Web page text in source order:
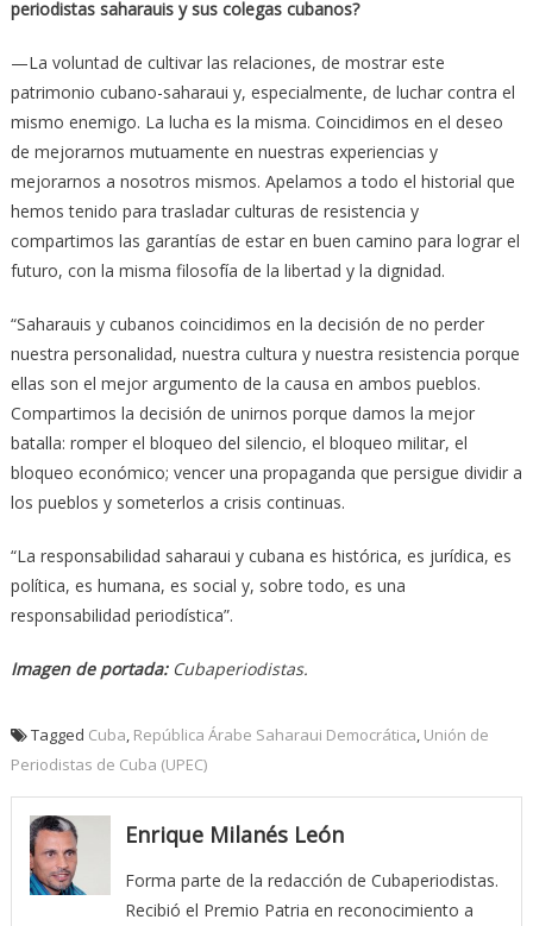
periodistas saharauis y sus colegas cubanos?
—La voluntad de cultivar las relaciones, de mostrar este
patrimonio cubano-saharaui y, especialmente, de luchar contra el
mismo enemigo. La lucha es la misma. Coincidimos en el deseo
de mejorarnos mutuamente en nuestras experiencias y
mejorarnos a nosotros mismos. Apelamos a todo el historial que
hemos tenido para trasladar culturas de resistencia y
compartimos las garantías de estar en buen camino para lograr el
futuro, con la misma filosofía de la libertad y la dignidad.
“Saharauis y cubanos coincidimos en la decisión de no perder
nuestra personalidad, nuestra cultura y nuestra resistencia porque
ellas son el mejor argumento de la causa en ambos pueblos.
Compartimos la decisión de unirnos porque damos la mejor
batalla: romper el bloqueo del silencio, el bloqueo militar, el
bloqueo económico; vencer una propaganda que persigue dividir a
los pueblos y someterlos a crisis continuas.
“La responsabilidad saharaui y cubana es histórica, es jurídica, es
política, es humana, es social y, sobre todo, es una
responsabilidad periodística”.
Imagen de portada:Cubaperiodistas.
Tagged Cuba República Árabe Saharaui Democrática Unión de
Periodistas de Cuba (UPEC)
Enrique Milanés León
Forma parte de la redacción de Cubaperiodistas.
Recibió el Premio Patria en reconocimiento a